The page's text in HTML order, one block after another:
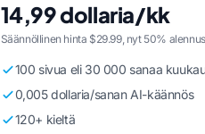
14,99 dollaria/kk
Säännöllinen hinta $29.99, nyt 50% alennus
100 sivua eli 30 000 sanaa
0,005 dollaria/sanan AI-käännös
120+ kieltä